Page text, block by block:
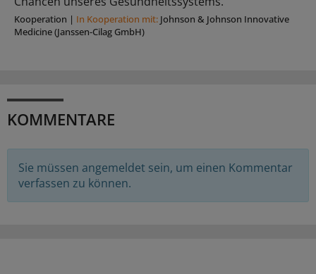
Kooperation | In Kooperation mit: Johnson & Johnson Innovative
Medicine (Janssen-Cilag GmbH)
KOMMENTARE
Sie müssen angemeldet sein, um einen Kommentar
verfassen zu können.